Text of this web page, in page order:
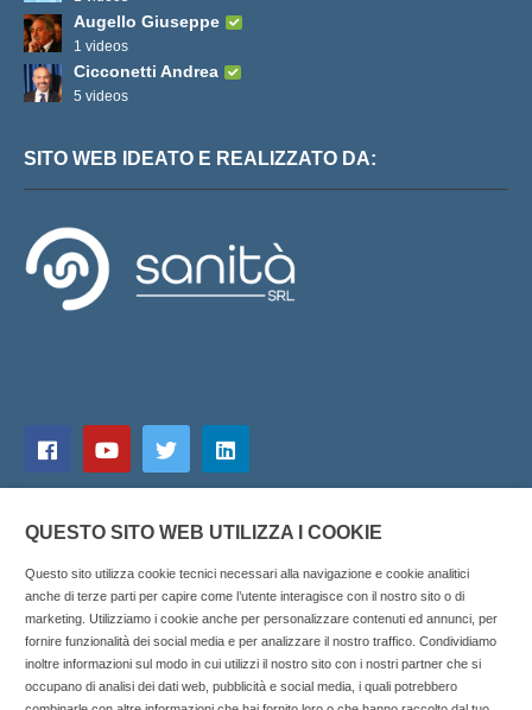
Augello Giuseppe
1 videos
Cicconetti Andrea
5 videos
SITO WEB IDEATO E REALIZZATO DA:
Copyright © 2025 SOCIALFARMA - La piattaforma web per i
QUESTO SITO WEB UTILIZZA I COOKIE
Questo sito utilizza cookie tecnici necessari alla navigazione e cookie analitici
anche di terze parti per capire come l’utente interagisce con il nostro sito o di
marketing. Utilizziamo i cookie anche per personalizzare contenuti ed annunci, per
fornire funzionalità dei social media e per analizzare il nostro traffico. Condividiamo
inoltre informazioni sul modo in cui utilizzi il nostro sito con i nostri partner che si
occupano di analisi dei dati web, pubblicità e social media, i quali potrebbero